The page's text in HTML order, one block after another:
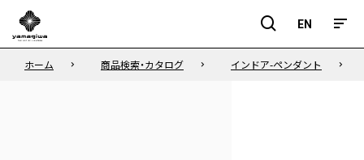
EN
EN
ホーム 商品検索・カタログ インドア-ペンダント